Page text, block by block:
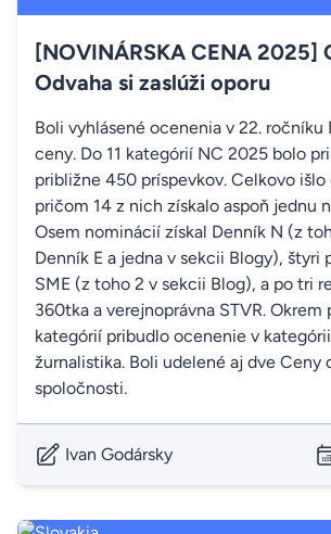
[NOVINÁRSKA CENA 2025]
Odvaha si zaslúži oporu
Boli vyhlásené ocenenia v 22. ročníku
ceny. Do 11 kategórií NC 2025 bolo
približne 450 príspevkov. Celkovo išlo
pričom 14 z nich získalo aspoň jednu
Osem nominácií získal Denník N (z
Denník E a jedna v sekcii Blogy), štyri
SME (z toho 2 v sekcii Blog), a po tri
360tka a verejnoprávna STVR. Okrem
kategórií pribudlo ocenenie v
žurnalistika. Boli udelené aj dve Ceny
spoločnosti.
Ivan Godársky